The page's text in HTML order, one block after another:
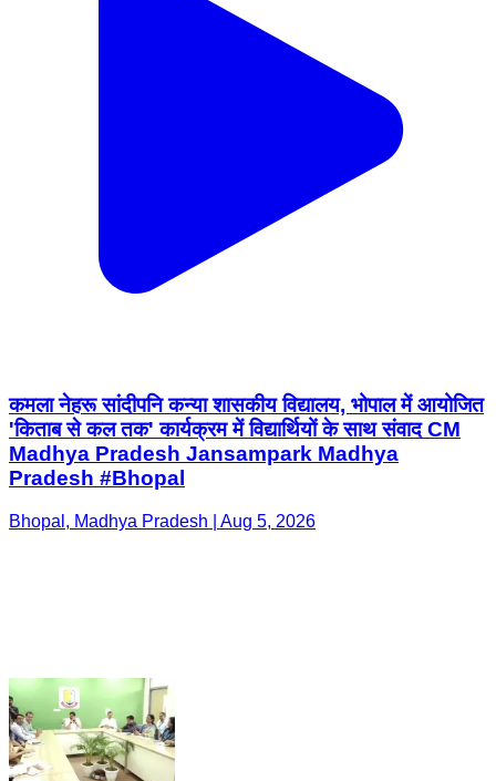
कमला नेहरू सांदीपनि कन्या शासकीय विद्यालय, भोपाल में आयोजित
'किताब से कल तक' कार्यक्रम में विद्यार्थियों के साथ संवाद CM
Madhya Pradesh Jansampark Madhya
Pradesh #Bhopal
Bhopal, Madhya Pradesh | Aug 5, 2026